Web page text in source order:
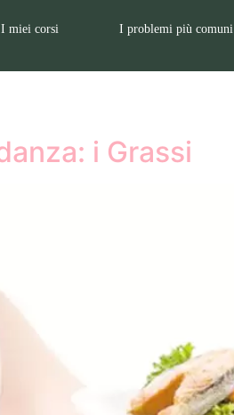
I miei corsi I problemi più comuni
i Grassi